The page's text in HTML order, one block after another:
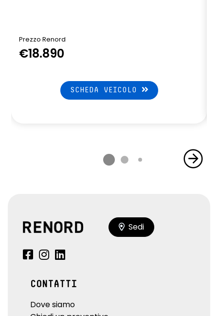
Prezzo Renord
€18.890
SCHEDA VEICOLO
Sedi
CONTATTI
Dove siamo